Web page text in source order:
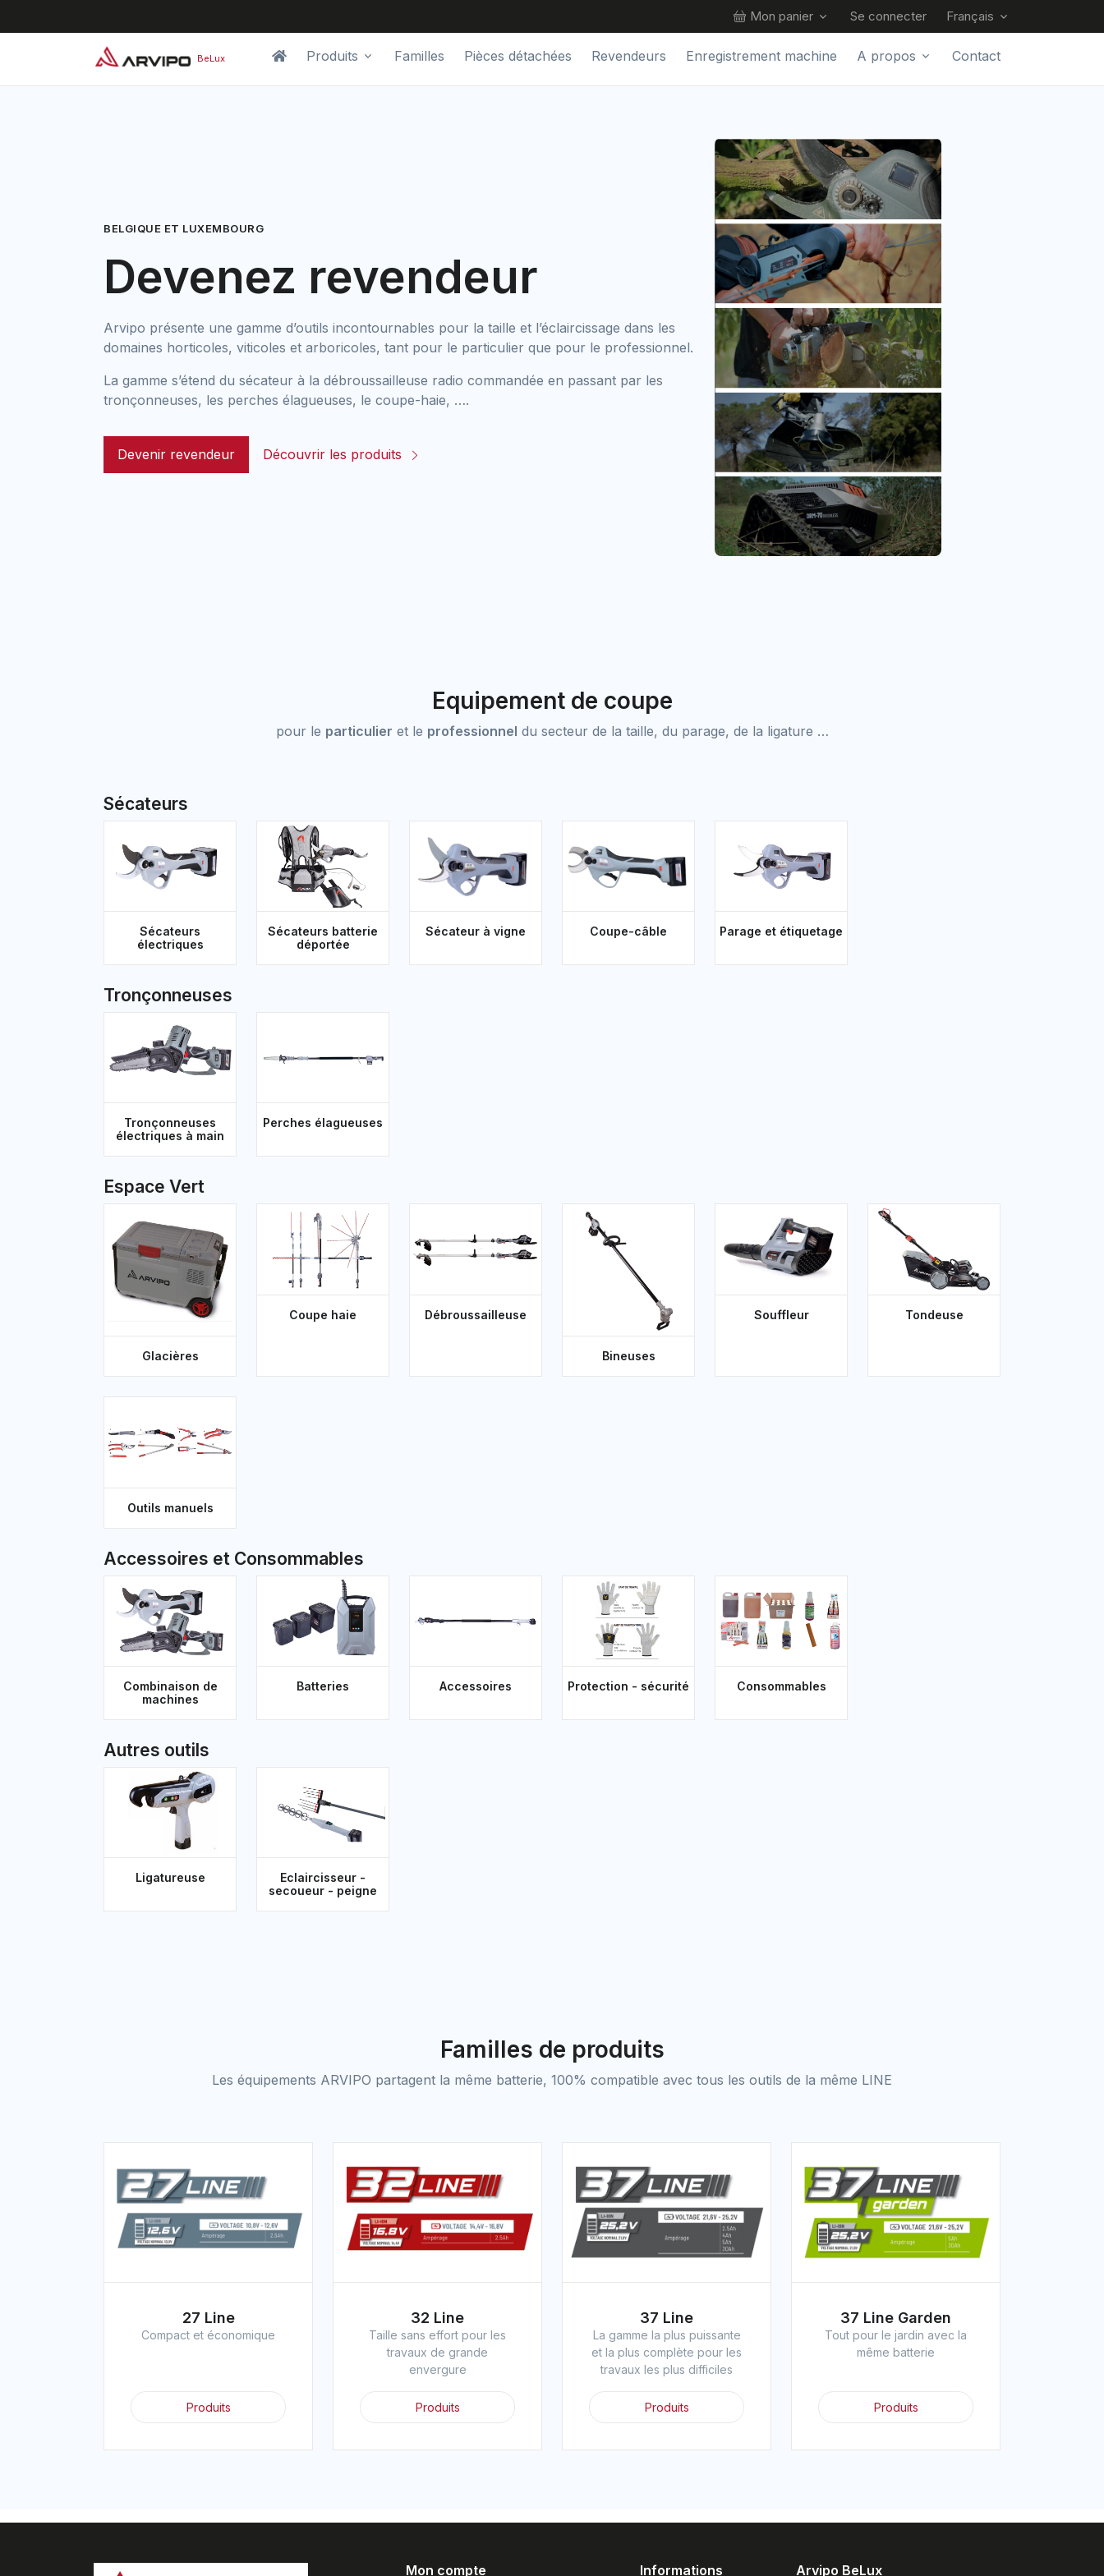
Mon panier Se connecter Français
BeLux Produits Familles Pièces détachées Revendeurs Enregistrement machine A propos Contact
BELGIQUE ET LUXEMBOURG
Devenez revendeur
Arvipo présente une gamme d’outils incontournables pour la taille et l’éclaircissage dans les
domaines horticoles, viticoles et arboricoles, tant pour le particulier que pour le professionnel.
La gamme s’étend du sécateur à la débroussailleuse radio commandée en passant par les
tronçonneuses, les perches élagueuses, le coupe-haie, ….
Devenir revendeur Découvrir les produits
Equipement de coupe
pour le particulier et le professionnel du secteur de la taille, du parage, de la ligature …
Sécateurs
Sécateurs
électriques
Sécateurs batterie
déportée
Sécateur à vigne Coupe-câble Parage et étiquetage
Tronçonneuses
Tronçonneuses
électriques à main
Perches élagueuses
Espace Vert
Glacières
Coupe haie Débroussailleuse
Bineuses
Souffleur Tondeuse
Outils manuels
Accessoires et Consommables
Combinaison de
machines
Batteries Accessoires Protection - sécurité Consommables
Autres outils
Ligatureuse
Eclaircisseur -
secoueur - peigne
Familles de produits
Les équipements ARVIPO partagent la même batterie, 100% compatible avec tous les outils de la même LINE
27 Line
Compact et économique
Produits
32 Line
Taille sans effort pour les
travaux de grande
envergure
Produits
37 Line
La gamme la plus puissante
et la plus complète pour les
travaux les plus difficiles
Produits
37 Line Garden
Tout pour le jardin avec la
même batterie
Produits
Mon compte Informations Arvipo BeLux